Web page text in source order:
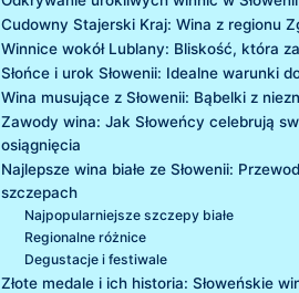
Cudowny Stajerski ⁤Kraj: Wina z regionu
Winnice wokół Lublany: Bliskość, która
Słońce i urok Słowenii: Idealne warunki
Wina ⁣musujące z Słowenii: Bąbelki z
Zawody wina: Jak Słoweńcy celebrują
osiągnięcia
Najlepsze wina białe ze Słowenii:
szczepach
Najpopularniejsze szczepy białe
Regionalne różnice
Degustacje i festiwale
Złote medale⁣ i ich historia:⁢ Słoweńskie